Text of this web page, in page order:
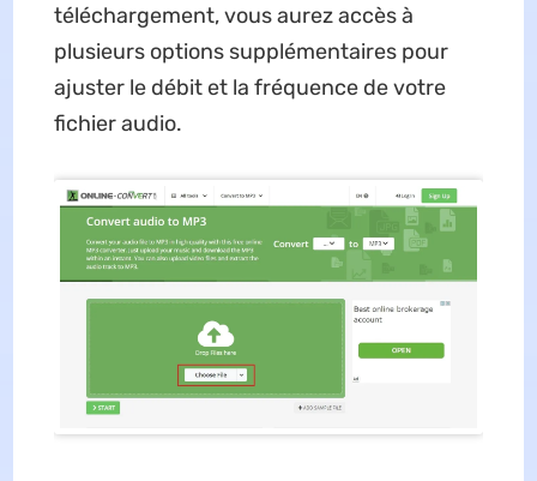
téléchargement, vous aurez accès à
plusieurs options supplémentaires pour
ajuster le débit et la fréquence de votre
fichier audio.